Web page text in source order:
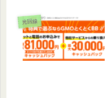
光回線